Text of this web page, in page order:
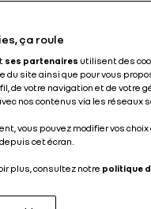
les clients
ça roule
ses partenaires utilisent des
du site ainsi que pour vous
de votre navigation et de
nos contenus via les réseaux
vous pouvez modifier vos
cet écran.
plus, consultez notre politique